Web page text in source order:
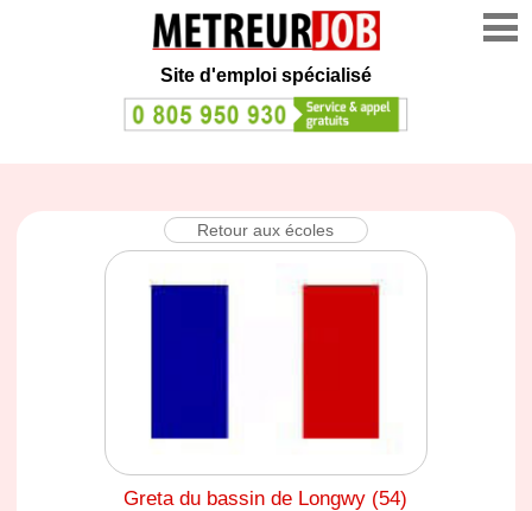
Site d'emploi spécialisé
Retour aux écoles
Greta du bassin de Longwy (54)